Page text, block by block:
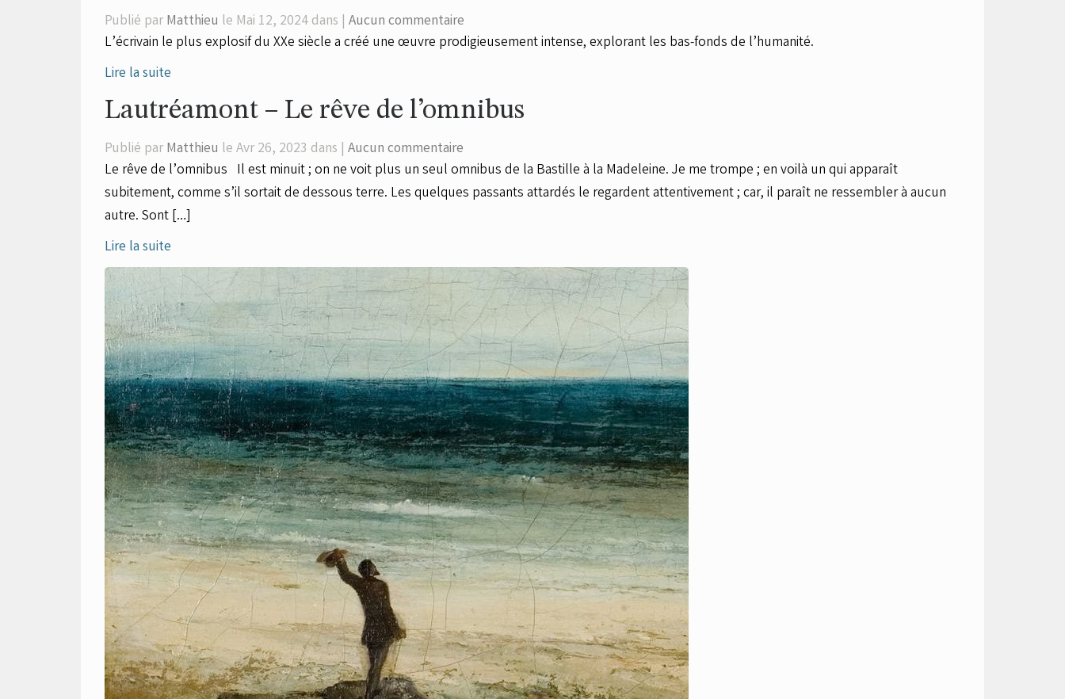
Publié par Matthieu le Mai 12, 2024 dans | Aucun commentaire
L’écrivain le plus explosif du XXe siècle a créé une œuvre prodigieusement intense, explorant les bas-fonds de l’humanité.
Lire la suite
Lautréamont – Le rêve de l’omnibus
Publié par Matthieu le Avr 26, 2023 dans | Aucun commentaire
Le rêve de l’omnibus Il est minuit ; on ne voit plus un seul omnibus de la Bastille à la Madeleine. Je me trompe ; en voilà un qui apparaît
subitement, comme s’il sortait de dessous terre. Les quelques passants attardés le regardent attentivement ; car, il paraît ne ressembler à aucun
autre. Sont […]
Lire la suite